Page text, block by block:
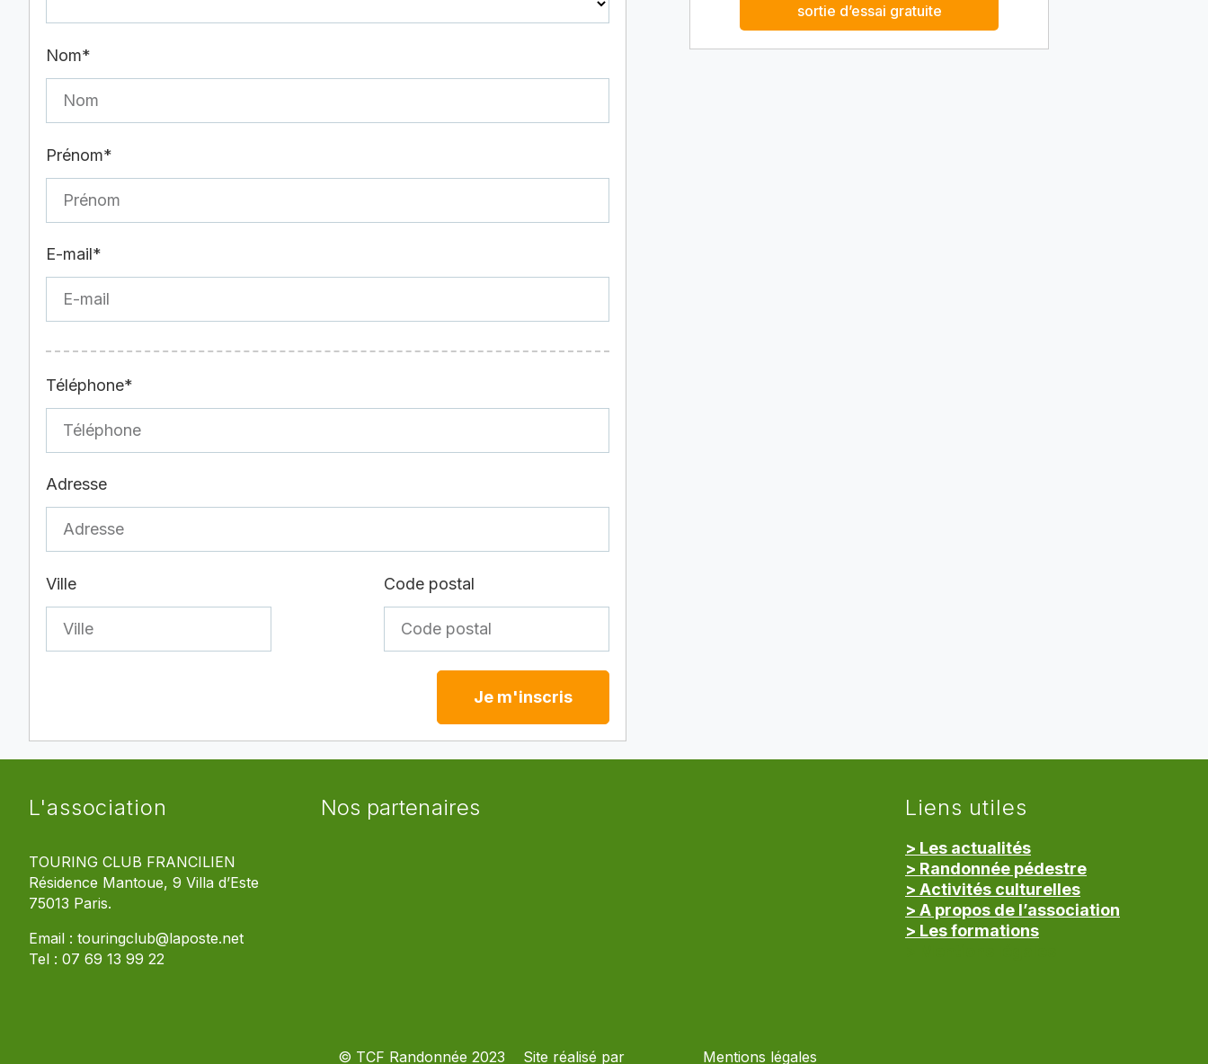
Nom*
Prénom*
E-mail*
Téléphone*
Adresse
Ville Code postal
Je m'inscris
sortie d’essai gratuite
L'association
TOURING CLUB FRANCILIEN
Résidence Mantoue, 9 Villa d’Este
75013 Paris.
Email : touringclub@laposte.net
Tel : 07 69 13 99 22
Nos partenaires Liens utiles
> Les actualités
> Randonnée pédestre
> Activités culturelles
> A propos de l’association
> Les formations
© TCF Randonnée 2023 Site réalisé par Mentions légales